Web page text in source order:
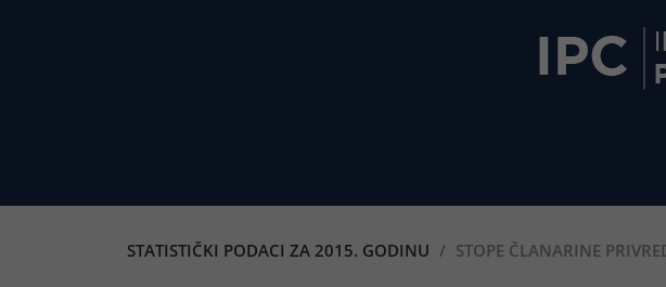
STATISTIČKI PODACI ZA 2015. GODINU STOPE ČLANARINE